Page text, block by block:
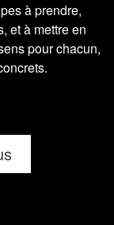
à prendre,
et à mettre en
pour chacun,